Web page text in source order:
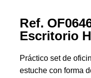
Ref.
Escritorio
Práctico set de
estuche con forma